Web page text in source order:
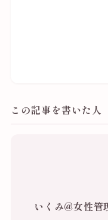
この記事を書いた人
いくみ@女性管